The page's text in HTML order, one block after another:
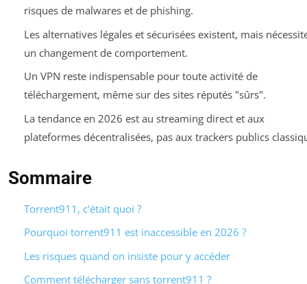
risques de malwares et de phishing.
Les alternatives légales et sécurisées existent, mais
un changement de comportement.
Un VPN reste indispensable pour toute activité de
téléchargement, même sur des sites réputés "sûrs".
La tendance en 2026 est au streaming direct et aux
plateformes décentralisées, pas aux trackers publics
Sommaire
Torrent911, c'était quoi ?
Pourquoi torrent911 est inaccessible en 2026 ?
Les risques quand on insiste pour y accéder
Comment télécharger sans torrent911 ?